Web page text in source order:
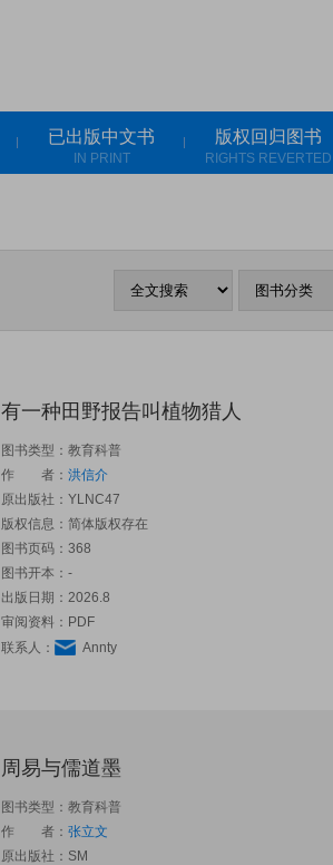
已出版中文书
IN PRINT
版权回归图书
RIGHTS REVERTED
有一种田野报告叫植物猎人
图书类型：教育科普
作 者： 洪信介
原出版社： YLNC47
版权信息：简体版权存在
图书页码：368
图书开本：-
出版日期：2026.8
审阅资料：PDF
联系人：
Annty
周易与儒道墨
图书类型：教育科普
作 者： 张立文
原出版社： SM